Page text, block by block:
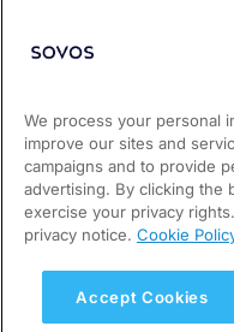
Soporte
We process your personal
improve our sites and
campaigns and to provide
advertising. By clicking the
exercise your privacy
privacy notice. Cookie
Accept Cookies